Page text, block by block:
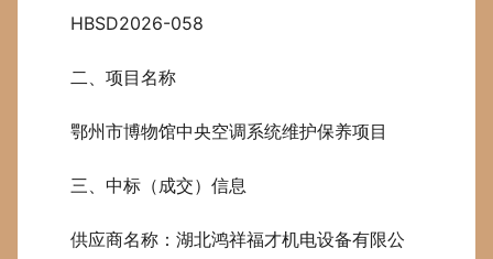
HBSD2026-058
二、项目名称
鄂州市博物馆中央空调系统维护保养项目
三、中标（成交）信息
供应商名称：湖北鸿祥福才机电设备有限公